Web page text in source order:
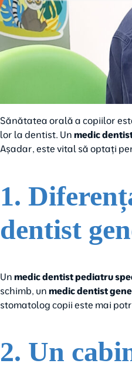
Sănătatea orală a copiilor
lor la dentist. Un medic
Așadar, este vital să optați
1.
dentist
Un medic dentist pediatru
schimb, un medic dentist
stomatolog copii este mai
2. Un